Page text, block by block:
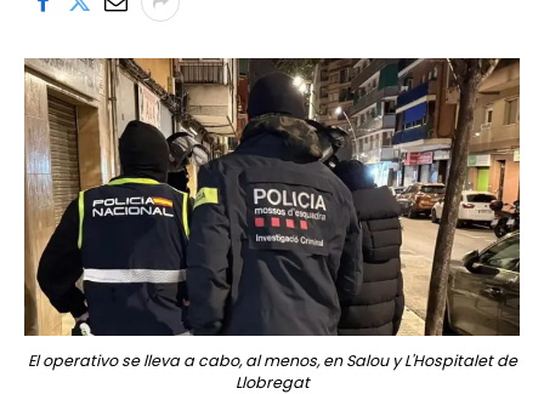
El operativo se lleva a cabo, al menos, en Salou y L'Hospitalet de
Llobregat